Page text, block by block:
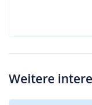
Weitere